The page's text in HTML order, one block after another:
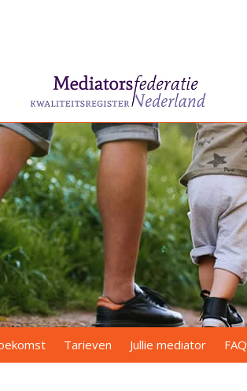
Tarieven Jullie mediator FAQ